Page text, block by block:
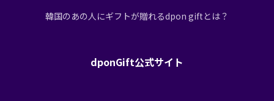
韓国のあの人にギフトが贈れるdpon giftとは？
dponGift公式サイト